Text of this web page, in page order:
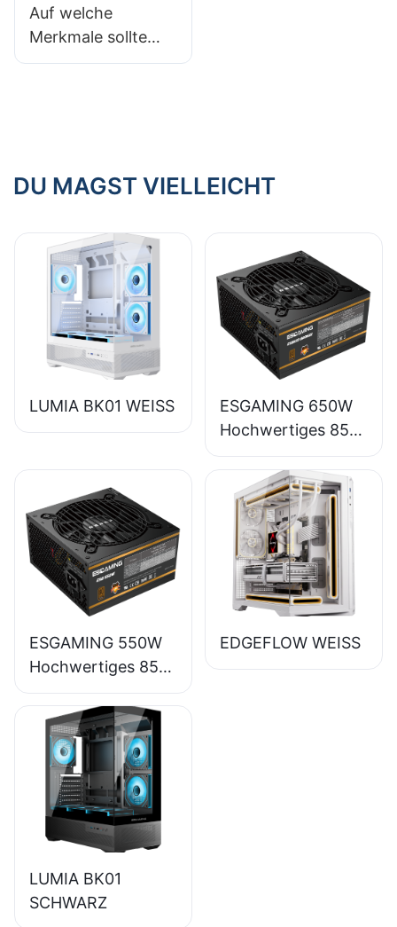
Auf welche
Merkmale sollte
man bei einem
DU MAGST VIELLEICHT
LUMIA BK01 WEISS
ESGAMING 650W
Hochwertiges 85%
Wirkungsgrad
Vollmodul 80+
Bronze Desktop-
PC-Netzteil
ESB650W
ESGAMING 550W
Hochwertiges 85%
Wirkungsgrad 80+
Bronze Desktop-
PC-Netzteil
ESB550W
EDGEFLOW WEISS
LUMIA BK01
SCHWARZ